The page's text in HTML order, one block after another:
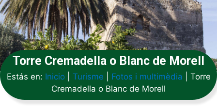
Torre Cremadella o Blanc de Morell
Estás en: Inicio| Turisme Fotos i multimèdia
Torre
Cremadella o Blanc de Morell